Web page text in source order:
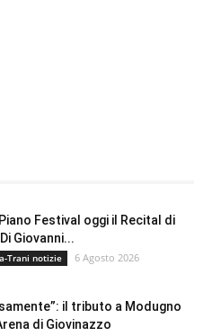
Festival oggi il Recital di
Giovanni...
Trani notizie 6 Agosto 2026
il tributo a Modugno
di Giovinazzo